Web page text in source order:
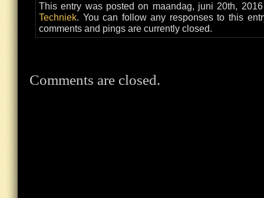
This entry was posted on maandag, juni 20th,
Techniek. You can follow any responses to this
comments and pings are currently closed.
Comments are closed.